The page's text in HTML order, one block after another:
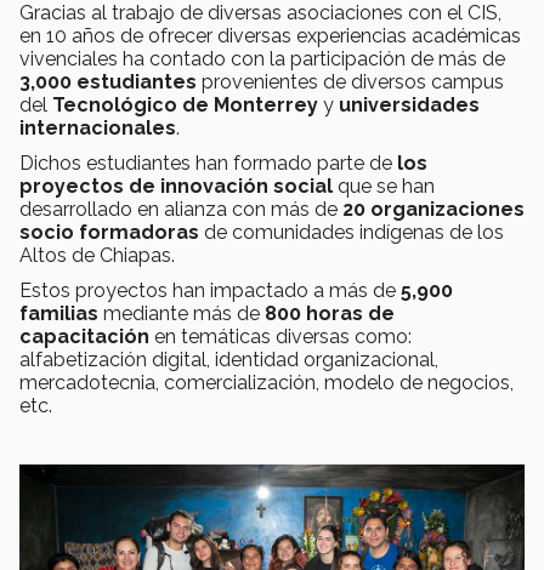
Gracias al trabajo de diversas asociaciones con el CIS,
en 10 años de ofrecer diversas experiencias académicas
vivenciales ha contado con la participación de más de
3,000 estudiantes provenientes de diversos campus
del Tecnológico de Monterrey y universidades
internacionales.
Dichos estudiantes han formado parte de los
proyectos de innovación social que se han
desarrollado en alianza con más de 20 organizaciones
socio formadoras de comunidades indígenas de los
Altos de Chiapas.
Estos proyectos han impactado a más de 5,900
familias mediante más de 800 horas de
capacitación en temáticas diversas como:
alfabetización digital, identidad organizacional,
mercadotecnia, comercialización, modelo de negocios,
etc.